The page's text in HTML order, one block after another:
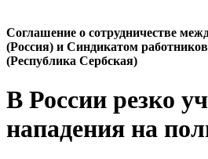
Cоглашение о сотрудничестве
(Россия) и Синдикатом
(Республика Сербская)
В России резко
нападения на